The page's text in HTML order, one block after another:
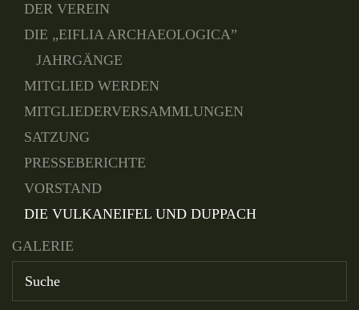
DER VEREIN
DIE „EIFLIA ARCHAEOLOGICA”
JAHRGÄNGE
MITGLIED WERDEN
MITGLIEDERVERSAMMLUNGEN
SATZUNG
PRESSEBERICHTE
VORSTAND
DIE VULKANEIFEL UND DUPPACH
GALERIE